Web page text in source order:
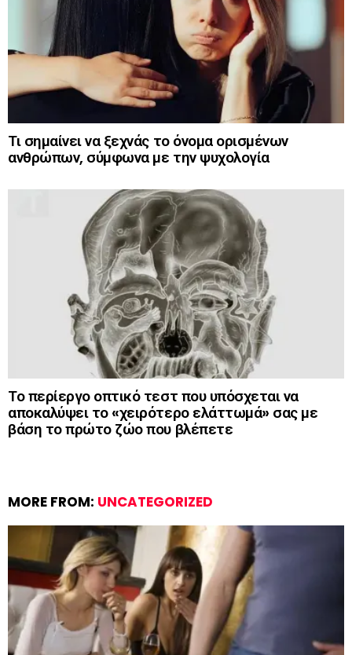
Τι σημαίνει να ξεχνάς το όνομα ορισμένων
ανθρώπων, σύμφωνα με την ψυχολογία
Το περίεργο οπτικό τεστ που υπόσχεται να
αποκαλύψει το «χειρότερο ελάττωμά» σας με
βάση το πρώτο ζώο που βλέπετε
MORE FROM: UNCATEGORIZED